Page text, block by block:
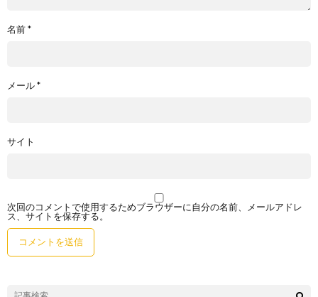
名前*
メール*
サイト
次回のコメントで使用するためブラウザーに自分の名前、メールアドレ
ス、サイトを保存する。